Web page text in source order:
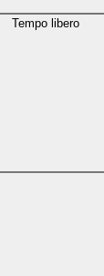
Tempo libero